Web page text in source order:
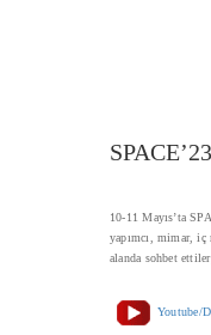
10-11 Mayıs’ta
yapımcı, mimar, iç
alanda sohbet
Youtube/